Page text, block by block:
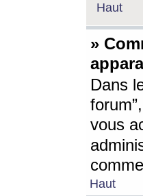
Haut
»
Dans
vous
Haut